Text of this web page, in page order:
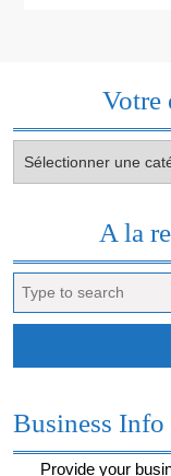
Votre
envie
A la
for:
Business Info
Provide your